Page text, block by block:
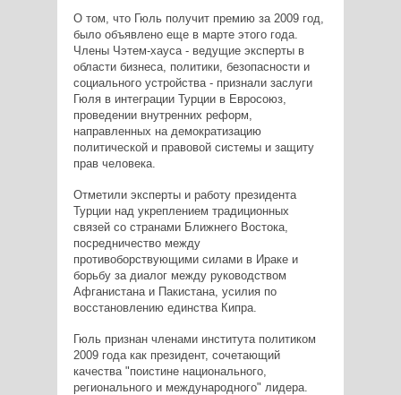
О том, что Гюль получит премию за 2009 год,
было объявлено еще в марте этого года.
Члены Чэтем-хауса - ведущие эксперты в
области бизнеса, политики, безопасности и
социального устройства - признали заслуги
Гюля в интеграции Турции в Евросоюз,
проведении внутренних реформ,
направленных на демократизацию
политической и правовой системы и защиту
прав человека.
Отметили эксперты и работу президента
Турции над укреплением традиционных
связей со странами Ближнего Востока,
посредничество между
противоборствующими силами в Ираке и
борьбу за диалог между руководством
Афганистана и Пакистана, усилия по
восстановлению единства Кипра.
Гюль признан членами института политиком
2009 года как президент, сочетающий
качества "поистине национального,
регионального и международного" лидера.